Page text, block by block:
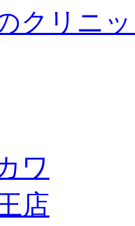
クリニ
ワ
店